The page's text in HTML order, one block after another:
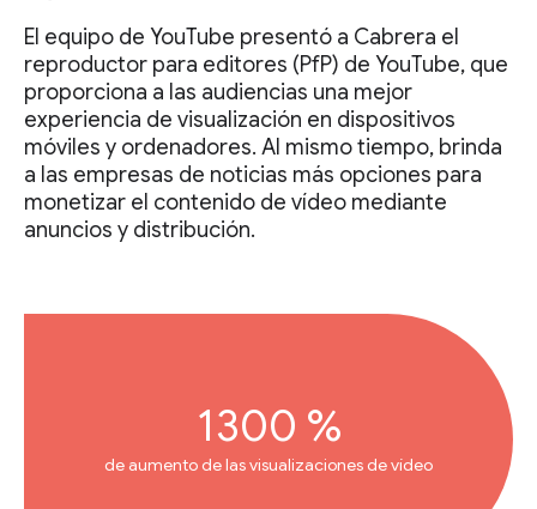
El equipo de YouTube presentó a Cabrera el
reproductor para editores (PfP) de YouTube, que
proporciona a las audiencias una mejor
experiencia de visualización en dispositivos
móviles y ordenadores. Al mismo tiempo, brinda
a las empresas de noticias más opciones para
monetizar el contenido de vídeo mediante
anuncios y distribución.
1300 %
de aumento de las visualizaciones de vídeo